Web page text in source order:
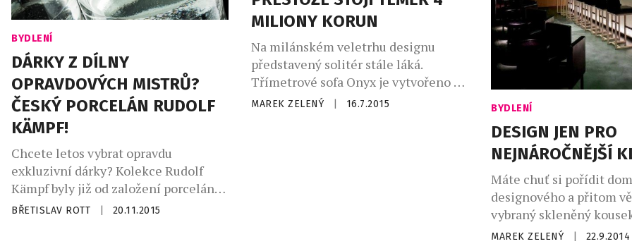
BYDLENÍ
DÁRKY Z DÍLNY
OPRAVDOVÝCH MISTRŮ?
ČESKÝ PORCELÁN RUDOLF
KÄMPF!
Chcete letos vybrat opravdu
exkluzivní dárky? Kolekce Rudolf
Kämpf byly již od založení porcelánky
roku 1907 navrhovány v podobě
BŘETISLAV ROTT 20.11.2015
MILIONY KORUN
Na milánském veletrhu designu
představený solitér stále láká.
Třímetrové sofa Onyx je vytvořeno z
karbonu a lávy z francouzské oblasti
MAREK ZELENÝ 16.7.2015 BYDLENÍ
DESIGN JEN PRO
NEJNÁROČNĚJŠÍ
Máte chuť si pořídit
designového a přitom
vybraný skleněný kousek
pár jedinců? Tipem pro
MAREK ZELENÝ 22.9.2014